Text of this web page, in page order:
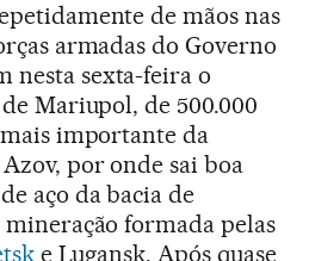
de mãos nas
armadas do Governo
nesta sexta-feira o
Mariupol, de 500.000
importante da
por onde sai boa
aço da bacia de
formada pelas
e Lugansk. Após quase